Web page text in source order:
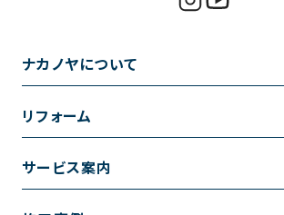
ナカノヤについて
事業内容
採用情報
リフォーム
トイレのリフォーム
サービス案内
サービスの流れ